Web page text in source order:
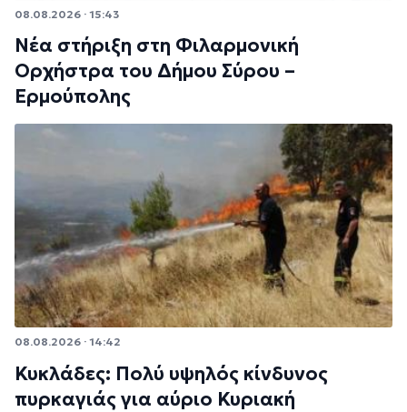
08.08.2026 · 15:43
Νέα στήριξη στη Φιλαρμονική
Ορχήστρα του Δήμου Σύρου –
Ερμούπολης
08.08.2026 · 14:42
Κυκλάδες: Πολύ υψηλός κίνδυνος
πυρκαγιάς για αύριο Κυριακή